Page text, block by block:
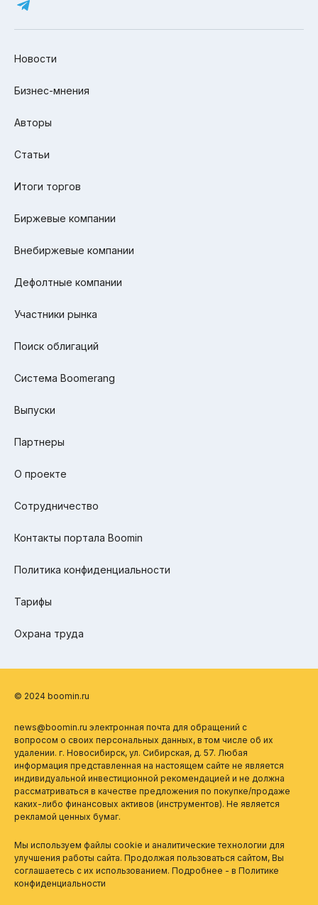
Новости
Бизнес-мнения
Авторы
Статьи
Итоги торгов
Биржевые компании
Внебиржевые компании
Дефолтные компании
Участники рынка
Поиск облигаций
Система Boomerang
Выпуски
Партнеры
О проекте
Сотрудничество
Контакты портала Boomin
Политика конфиденциальности
Тарифы
Охрана труда
© 2024 boomin.ru
news@boomin.ru электронная почта для обращений с
вопросом о своих персональных данных, в том числе об их
удалении. г. Новосибирск, ул. Сибирская, д. 57. Любая
информация представленная на настоящем сайте не является
индивидуальной инвестиционной рекомендацией и не должна
рассматриваться в качестве предложения по покупке/продаже
каких-либо финансовых активов (инструментов). Не является
рекламой ценных бумаг.
Мы используем файлы cookie и аналитические технологии для
улучшения работы сайта. Продолжая пользоваться сайтом, Вы
соглашаетесь с их использованием. Подробнее - в Политике
конфиденциальности